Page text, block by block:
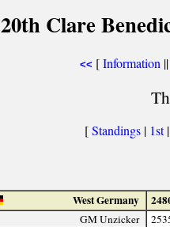
20th Clare
<< [Information
[Standings | 1st
West Germany
GM Unzicker